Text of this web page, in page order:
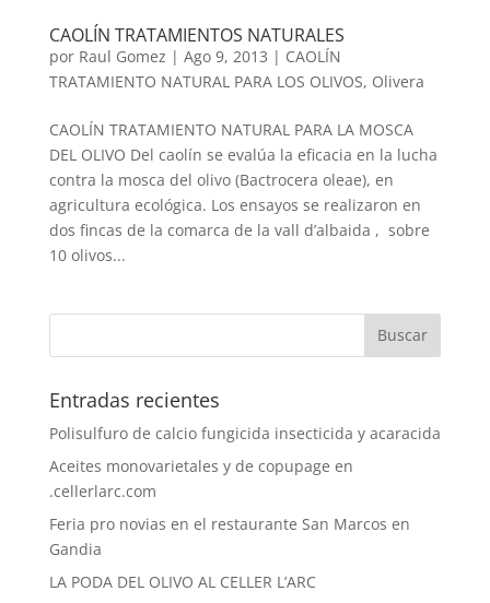
CAOLÍN TRATAMIENTOS NATURALES
por Raul Gomez | Ago 9, 2013 | CAOLÍN
TRATAMIENTO NATURAL PARA LOS OLIVOS, Olivera
CAOLÍN TRATAMIENTO NATURAL PARA LA MOSCA
DEL OLIVO Del caolín se evalúa la eficacia en la lucha
contra la mosca del olivo (Bactrocera oleae), en
agricultura ecológica. Los ensayos se realizaron en
dos fincas de la comarca de la vall d’albaida , sobre
10 olivos...
Entradas recientes
Polisulfuro de calcio fungicida insecticida y acaracida
Aceites monovarietales y de copupage en
.cellerlarc.com
Feria pro novias en el restaurante San Marcos en
Gandia
LA PODA DEL OLIVO AL CELLER L’ARC